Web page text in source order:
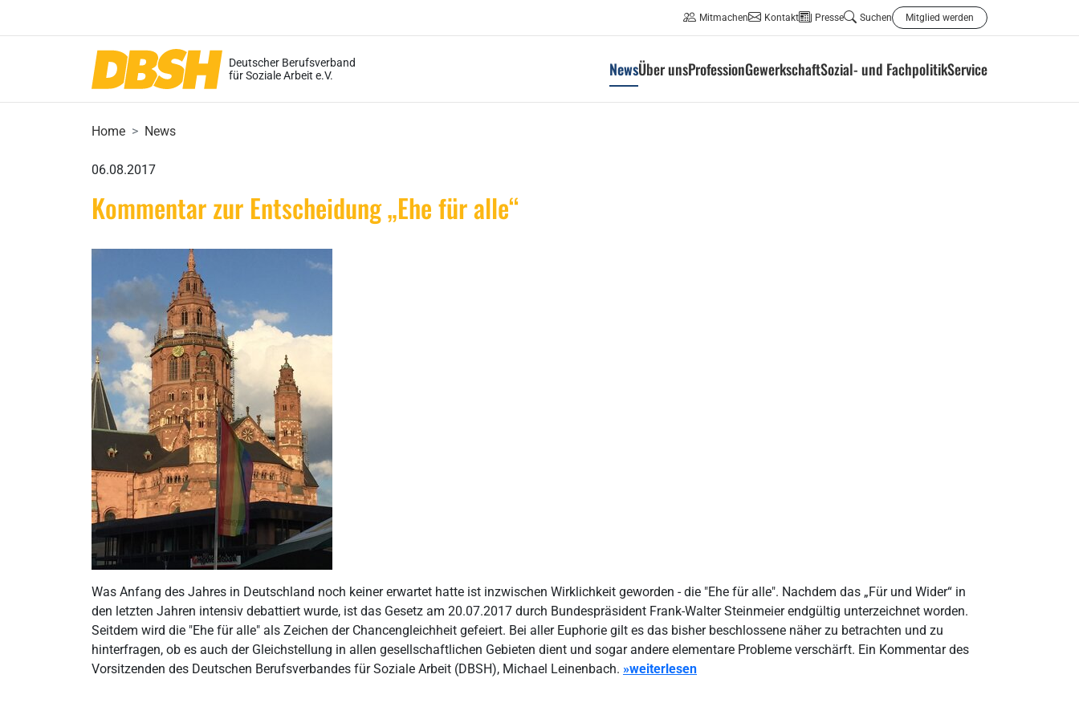
Mitmachen Kontakt Presse Suchen Mitglied werden
Deutscher Berufsverband
für Soziale Arbeit e.V.
NewsÜber unsProfessionGewerkschaftSozial- und FachpolitikService
Home News
06.08.2017
Kommentar zur Entscheidung „Ehe für alle“
Was Anfang des Jahres in Deutschland noch keiner erwartet hatte ist inzwischen Wirklichkeit geworden - die "Ehe für alle". Nachdem das „Für und Wider“ in
den letzten Jahren intensiv debattiert wurde, ist das Gesetz am 20.07.2017 durch Bundespräsident Frank-Walter Steinmeier endgültig unterzeichnet worden.
Seitdem wird die "Ehe für alle" als Zeichen der Chancengleichheit gefeiert. Bei aller Euphorie gilt es das bisher beschlossene näher zu betrachten und zu
hinterfragen, ob es auch der Gleichstellung in allen gesellschaftlichen Gebieten dient und sogar andere elementare Probleme verschärft. Ein Kommentar des
Vorsitzenden des Deutschen Berufsverbandes für Soziale Arbeit (DBSH), Michael Leinenbach. »weiterlesen